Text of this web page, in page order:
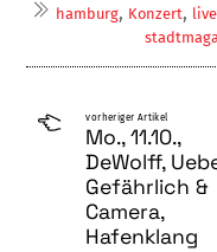
hamburg, Konzert, live
vorheriger Artikel
Mo., 11.10.,
DeWolff,
Gefährlich &
Camera,
Hafenklang